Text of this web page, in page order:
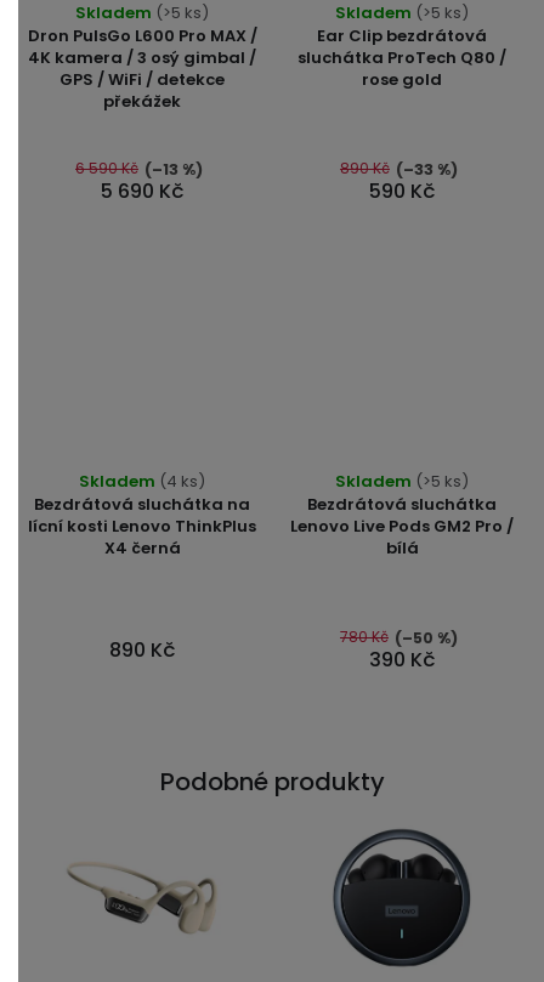
Dron PulsGo L600 Pro MAX /
4K kamera / 3 osý gimbal /
GPS / WiFi / detekce
překážek
Skladem (>5 ks)
5 690 Kč
6 590 Kč (–13 %)
Ear Clip bezdrátová
sluchátka ProTech Q80 /
rose gold
hodnocení
produktu
je
5
hvězdiček.
Skladem (>5 ks)
590 Kč
890 Kč (–33 %)
Bezdrátová sluchátka na
lícní kosti Lenovo ThinkPlus
X4 černá
Skladem (4 ks)
890 Kč
Bezdrátová sluchátka
Lenovo Live Pods GM2 Pro /
bílá
hodnocení
produktu
je
5
hvězdiček.
Skladem (>5 ks)
390 Kč
780 Kč (–50 %)
Podobné produkty